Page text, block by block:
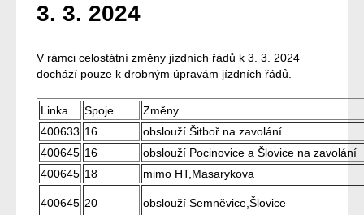
3. 3. 2024
V rámci celostátní změny jízdních řádů k 3. 3. 2024
dochází pouze k drobným úpravám jízdních řádů.
Linka Spoje
Změny
400633 16
obslouží Šitboř na zavolání
400645 16
obslouží Pocinovice a Šlovice na zavolání
400645 18 mimo HT,Masarykova
400645 20 obslouží Semněvice,Šlovice